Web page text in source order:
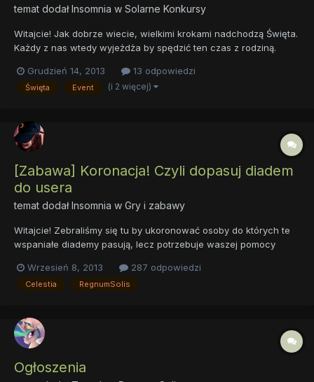
temat dodałInsomnia w Solarne Konkursy
Witajcie! Jak dobrze wiecie, wielkimi krokami nadchodzą Święta.
Każdy z nas wtedy wyjeżdża by spędzić ten czas z rodziną.
Masz rację. Aż robi się ciepło na sercu kiedy widzimy radość
innych z otrzymanego od nas prezentu, szkoda, że nie...
Grudzień 14, 2013 13 odpowiedzi
Święta Event (i 2 więcej)
[Zabawa] Koronacja! Czyli dopasuj diadem
do usera
temat dodałInsomnia w Gry i zabawy
Witajcie! Zebraliśmy się tu by ukoronować osoby do których te
wspaniałe diademy pasują, lecz potrzebuje waszej pomocy
wami czasu i nie wszystkich znam tak dobrze jak wy. Więc
bardzo proszę o to, byście wskazywali w tym temacie
Wrzesień 8, 2013 287 odpowiedzi
Celestia RegnumSolis
Ogłoszenia